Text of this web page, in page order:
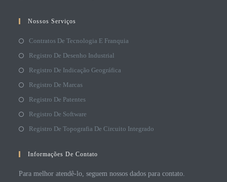
Nossos Serviços
Contratos De Tecnologia E Franquia
Registro De Desenho Industrial
Registro De Indicação Geográfica
Registro De Marcas
Registro De Patentes
Registro De Software
Registro De Topografia De Circuito Integrado
Informações De Contato
Para melhor atendê-lo, seguem nossos dados para contato.